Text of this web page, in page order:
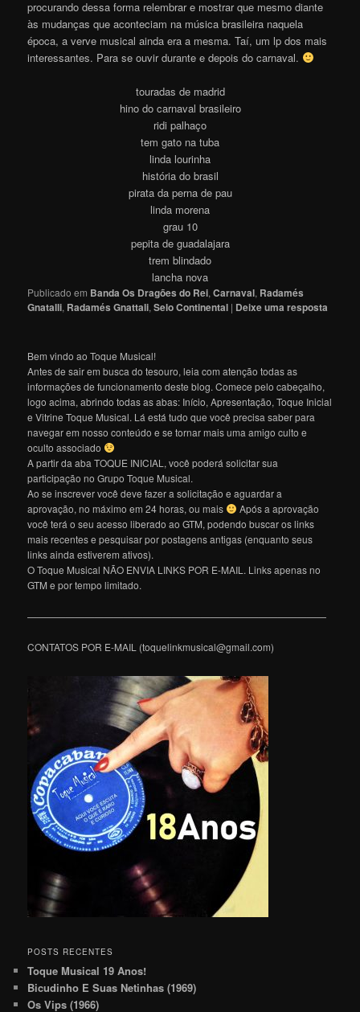
procurando dessa forma relembrar e mostrar que mesmo diante
às mudanças que aconteciam na música brasileira naquela
época, a verve musical ainda era a mesma. Taí, um lp dos mais
interessantes. Para se ouvir durante e depois do carnaval.
touradas de madrid
hino do carnaval brasileiro
ridi palhaço
tem gato na tuba
linda lourinha
história do brasil
pirata da perna de pau
linda morena
grau 10
pepita de guadalajara
trem blindado
lancha nova
Publicado em Banda Os Dragões do Rei,Carnaval, Radamés
Gnatalli, Radamés Gnattali,Selo Continental | Deixe uma resposta
Bem vindo ao Toque Musical!
Antes de sair em busca do tesouro, leia com atenção todas as
informações de funcionamento deste blog. Comece pelo cabeçalho,
logo acima, abrindo todas as abas: Início, Apresentação, Toque Inicial
e Vitrine Toque Musical. Lá está tudo que você precisa saber para
navegar em nosso conteúdo e se tornar mais uma amigo culto e
oculto associado
A partir da aba TOQUE INICIAL, você poderá solicitar sua
participação no Grupo Toque Musical.
Ao se inscrever você deve fazer a solicitação e aguardar a
aprovação, no máximo em 24 horas, ou mais
Após a aprovação
você terá o seu acesso liberado ao GTM, podendo buscar os links
mais recentes e pesquisar por postagens antigas (enquanto seus
links ainda estiverem ativos).
O Toque Musical NÃO ENVIA LINKS POR E-MAIL. Links apenas no
GTM e por tempo limitado.
———————————————————————————————
CONTATOS POR E-MAIL (toquelinkmusical@gmail.com)
POSTS RECENTES
Toque Musical 19 Anos!
Bicudinho E Suas Netinhas (1969)
Os Vips (1966)